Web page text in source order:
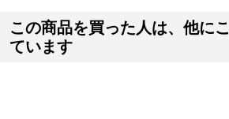
この商品を買った人は、他に
ています